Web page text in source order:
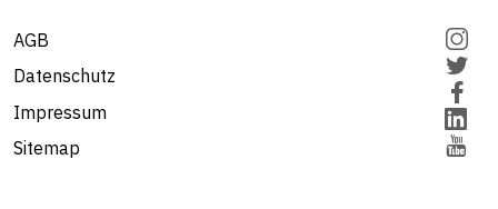
AGB
Datenschutz
Impressum
Sitemap